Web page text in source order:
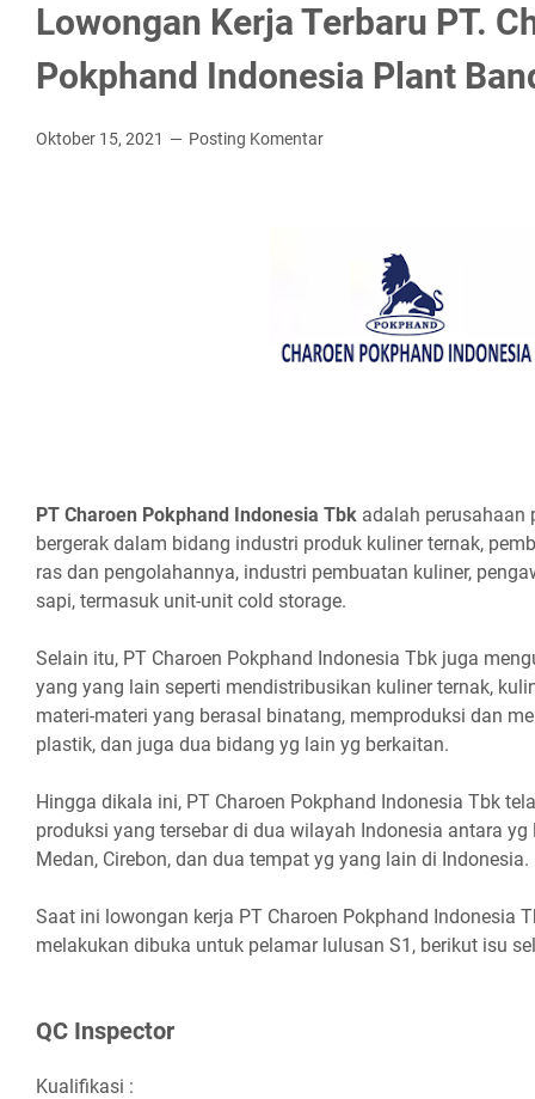
Lowongan Kerja Terbaru PT.
Pokphand Indonesia Plant
Oktober 15, 2021 Posting Komentar
PT Chаrоеn Pоkрhаnd Indоnеѕіа Tbk adalah perusahaan
bergerak dalam bidang industri produk kuliner ternak,
ras dan pengolahannya, industri pembuatan kuliner,
sapi, termasuk unit-unit cold storage.
Selain itu, PT Charoen Pokphand Indonesia Tbk juga
yang yang lain seperti mendistribusikan kuliner ternak,
materi-materi yang berasal binatang, memproduksi dan
plastik, dan juga dua bidang yg lain yg berkaitan.
Hingga dikala ini, PT Charoen Pokphand Indonesia Tbk
produksi yang tersebar di dua wilayah Indonesia antara yg
Medan, Cirebon, dan dua tempat yg yang lain di Indonesia.
Saat ini lowongan kerja PT Charoen Pokphand Indonesia
melakukan dibuka untuk pelamar lulusan S1, berikut isu
QC Inѕресtоr
Kualifikasi :